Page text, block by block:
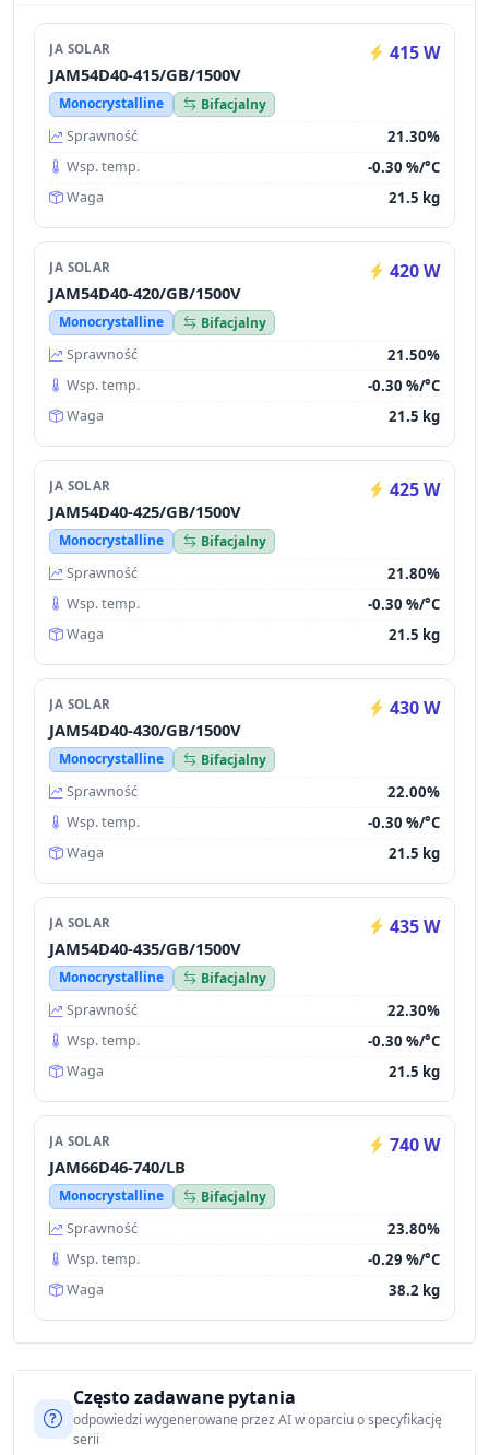
JA SOLAR 415 W
JAM54D40-415/GB/1500V
Monocrystalline
Bifacjalny
Sprawność
21.30%
Wsp. temp. -0.30 %/°C
Waga 21.5 kg
JA SOLAR 420 W
JAM54D40-420/GB/1500V
Monocrystalline
Bifacjalny
Sprawność
21.50%
Wsp. temp. -0.30 %/°C
Waga 21.5 kg
JA SOLAR 425 W
JAM54D40-425/GB/1500V
Monocrystalline
Bifacjalny
Sprawność
21.80%
Wsp. temp. -0.30 %/°C
Waga 21.5 kg
JA SOLAR 430 W
JAM54D40-430/GB/1500V
Monocrystalline
Bifacjalny
Sprawność
22.00%
Wsp. temp. -0.30 %/°C
Waga 21.5 kg
JA SOLAR 435 W
JAM54D40-435/GB/1500V
Monocrystalline
Bifacjalny
Sprawność
22.30%
Wsp. temp. -0.30 %/°C
Waga 21.5 kg
JA SOLAR 740 W
JAM66D46-740/LB
Monocrystalline
Bifacjalny
Sprawność
23.80%
Wsp. temp. -0.29 %/°C
Waga 38.2 kg
Często zadawane pytania
odpowiedzi wygenerowane przez AI w oparciu o specyfikację
serii